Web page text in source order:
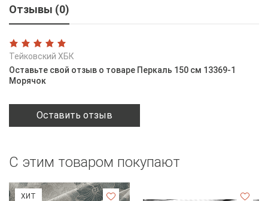
Отзывы (0)
Тейковский ХБК
Оставьте свой отзыв о товаре Перкаль 150 см 13369-1
Морячок
Оставить отзыв
С этим товаром покупают
ХИТ